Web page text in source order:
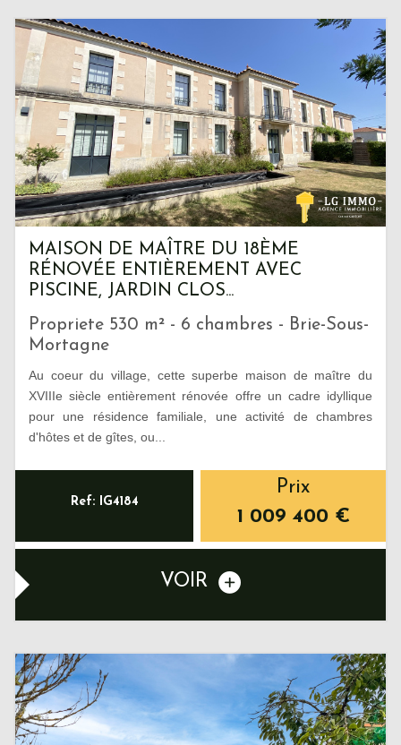
MAISON DE MAÎTRE DU 18ÈME
RÉNOVÉE ENTIÈREMENT AVEC
PISCINE, JARDIN CLOS...
Propriete 530 m² - 6 chambres - Brie-Sous-
Mortagne
Au coeur du village, cette superbe maison de maître du
XVIIIe siècle entièrement rénovée offre un cadre idyllique
pour une résidence familiale, une activité de chambres
d'hôtes et de gîtes, ou...
Ref: IG4184
Prix
1 009 400 €
VOIR